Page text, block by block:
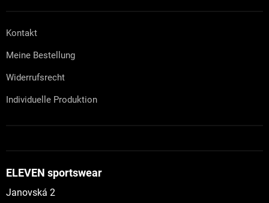
Kontakt
Meine Bestellung
Widerrufsrecht
Individuelle Produktion
ELEVEN sportswear
Janovská 2